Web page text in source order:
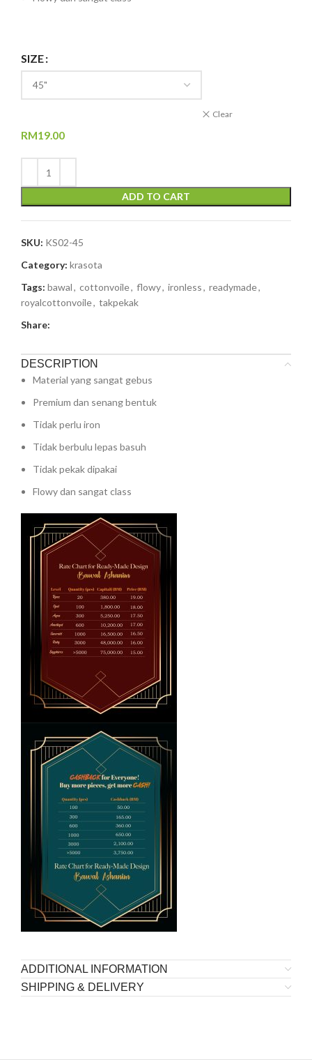
SIZE
Clear
RM19.00
ADD TO CART
SKU: KS02-45
Category: krasota
Tags: bawal, cottonvoile, flowy, ironless, readymade,
royalcottonvoile, takpekak
Share:
DESCRIPTION
Material yang sangat gebus
Premium dan senang bentuk
Tidak perlu iron
Tidak berbulu lepas basuh
Tidak pekak dipakai
Flowy dan sangat class
ADDITIONAL INFORMATION
SHIPPING & DELIVERY